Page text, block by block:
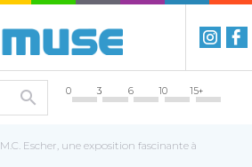
0 3 6 10 15+
M.C. Escher, une exposition fascinante à